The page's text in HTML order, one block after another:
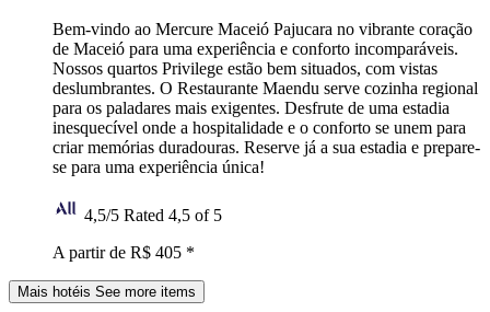
Bem-vindo ao Mercure Maceió Pajucara no vibrante coração
de Maceió para uma experiência e conforto incomparáveis.
Nossos quartos Privilege estão bem situados, com vistas
deslumbrantes. O Restaurante Maendu serve cozinha regional
para os paladares mais exigentes. Desfrute de uma estadia
inesquecível onde a hospitalidade e o conforto se unem para
criar memórias duradouras. Reserve já a sua estadia e prepare-
se para uma experiência única!
4,5/5 Rated 4,5 of 5
A partir de R$ 405 *
Mais hotéis See more items